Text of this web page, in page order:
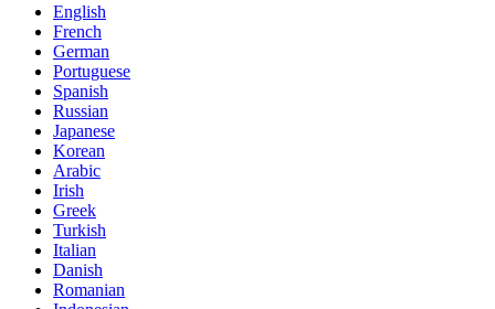
English
French
German
Portuguese
Spanish
Russian
Japanese
Korean
Arabic
Irish
Greek
Turkish
Italian
Danish
Romanian